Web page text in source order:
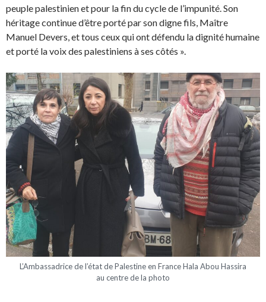
peuple palestinien et pour la fin du cycle de l’impunité. Son
héritage continue d’être porté par son digne fils, Maître
Manuel Devers, et tous ceux qui ont défendu la dignité humaine
et porté la voix des palestiniens à ses côtés ».
L’Ambassadrice de l’état de Palestine en France Hala Abou Hassira
au centre de la photo